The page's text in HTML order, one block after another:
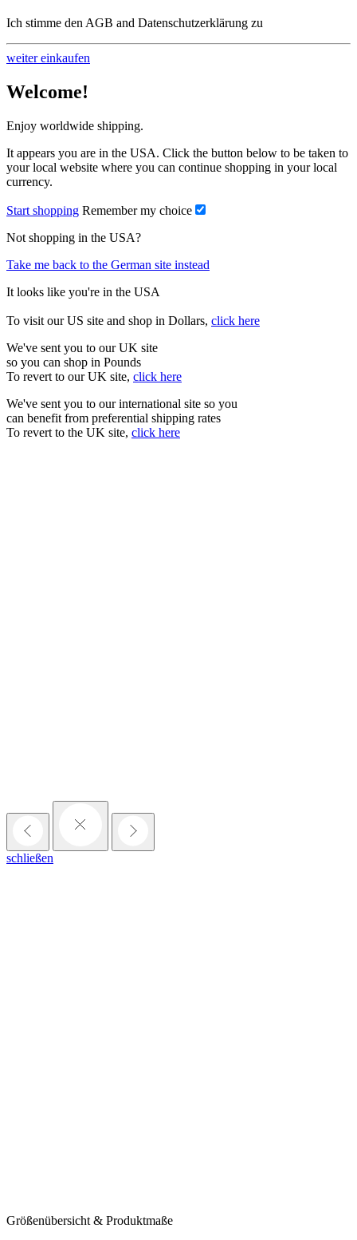
Ich stimme den AGB and Datenschutzerklärung zu
weiter einkaufen
Welcome!
Enjoy worldwide shipping.
It appears you are in the USA. Click the button below to be taken to
your local website where you can continue shopping in your local
currency.
Start shopping Remember my choice
Not shopping in the USA?
Take me back to the German site instead
It looks like you're in the USA
To visit our US site and shop in Dollars, click here
We've sent you to our UK site
so you can shop in Pounds
To revert to our UK site, click here
We've sent you to our international site so you
can benefit from preferential shipping rates
To revert to the UK site, click here
schließen
Größenübersicht & Produktmaße